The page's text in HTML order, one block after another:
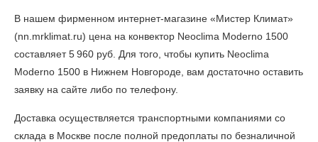
В нашем фирменном интернет-магазине «Мистер Климат»
(nn.mrklimat.ru) цена на конвектор Neoclima Moderno 1500
составляет 5 960 руб. Для того, чтобы купить Neoclima
Moderno 1500 в Нижнем Новгороде , вам достаточно оставить
заявку на сайте либо по телефону.
Доставка осуществляется транспортными компаниями со
склада в Москве после полной предоплаты по безналичной